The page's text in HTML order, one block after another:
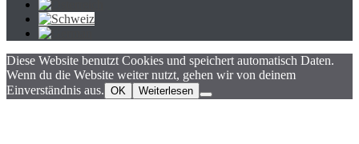
Diese Website benutzt Cookies und speichert automatisch Daten.
Wenn du die Website weiter nutzt, gehen wir von deinem
Einverständnis aus. OK Weiterlesen